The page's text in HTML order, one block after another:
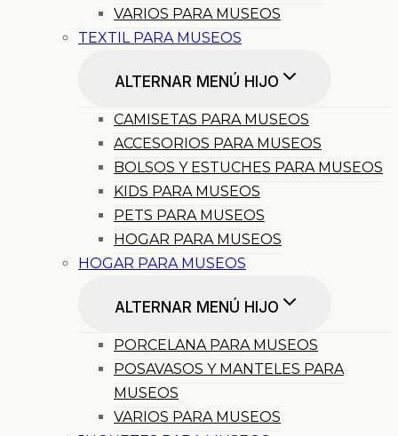
VARIOS PARA MUSEOS
TEXTIL PARA MUSEOS
ALTERNAR MENÚ HIJO
CAMISETAS PARA MUSEOS
ACCESORIOS PARA MUSEOS
BOLSOS Y ESTUCHES PARA MUSEOS
KIDS PARA MUSEOS
PETS PARA MUSEOS
HOGAR PARA MUSEOS
HOGAR PARA MUSEOS
ALTERNAR MENÚ HIJO
PORCELANA PARA MUSEOS
POSAVASOS Y MANTELES PARA
MUSEOS
VARIOS PARA MUSEOS